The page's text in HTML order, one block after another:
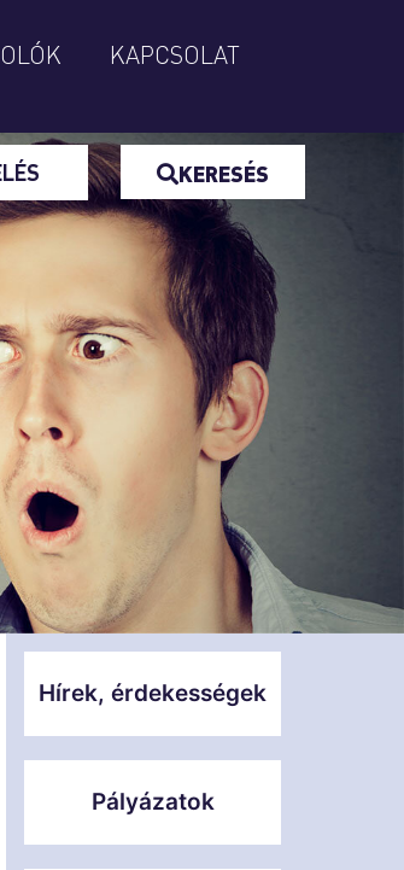
KAPCSOLAT
KERESÉS
Hírek, érdekességek
Pályázatok